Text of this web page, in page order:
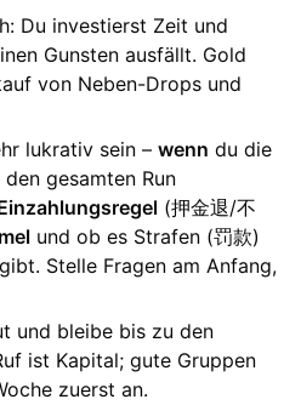
Du investierst Zeit und
Gunsten ausfällt. Gold
von Neben-Drops und
lukrativ sein – wenn du die
gesamten Run
(押金退/不
und ob es Strafen (罚款)
Stelle Fragen am Anfang,
und bleibe bis zu den
ist Kapital; gute Gruppen
zuerst an.